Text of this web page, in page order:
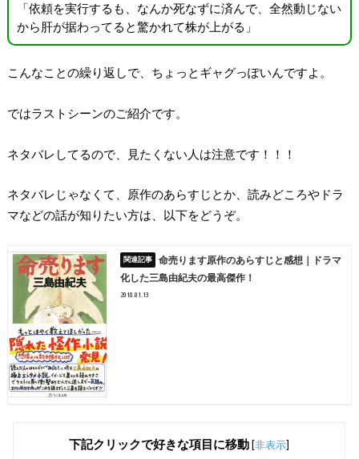
「依頼を実行するも、なんか死なずに済んで、全然動じない
から肝が据わってると驚かれて株が上がる」
こんなことの繰り返しで、ちょっとギャグっぽいんですよ。
ではラストシーンのご紹介です。
ネタバレしてるので、見たくない人は注意です！！！
ネタバレじゃなくて、原作のあらすじとか、読みどころやドラ
マなどの話が知りたい方は、以下をどうぞ。
命売ります原作のあらすじと感想｜ドラマ
化した三島由紀夫の最高傑作！
2018.01.13
下記クリックで好きな項目に移動 [非表示]